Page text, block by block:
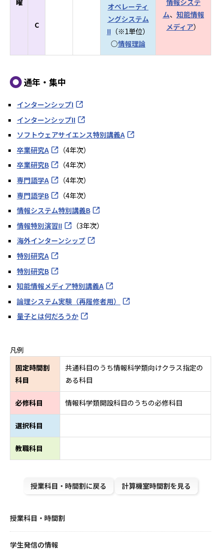
授業科目・時間割
学生発信の情報
曜
情報システ
ム、 知能情報
メディア）
C
オペレーティ
ングシステム
II （※1単位）
○情報理論
通年・集中
インターンシップI
インターンシップII
ソフトウェアサイエンス特別講義A
卒業研究A
（4年次）
卒業研究B
（4年次）
専門語学A
（4年次）
専門語学B
（4年次）
情報システム特別講義B
情報特別演習II
（3年次）
海外インターンシップ
特別研究A
特別研究B
知能情報メディア特別講義A
論理システム実験（再履修者用）
量子とは何だろうか
凡例
固定時間割
科目
共通科目のうち情報科学類向けクラス指定の
ある科目
必修科目 情報科学類開設科目のうちの必修科目
選択科目
教職科目
授業科目・時間割に戻る 計算機室時間割を見る